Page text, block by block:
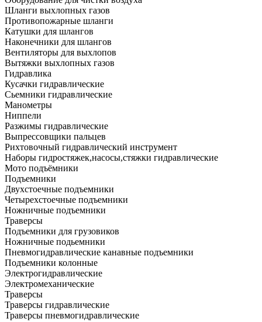
Шланги выхлопных газов
Противопожарные шланги
Катушки для шлангов
Наконечники для шлангов
Вентиляторы для выхлопов
Вытяжки выхлопных газов
Гидравлика
Кусачки гидравлические
Сьемники гидравлические
Манометры
Ниппели
Разжимы гидравлические
Выпрессовщики пальцев
Рихтовочный гидравлический инструмент
Наборы гидростяжек,насосы,стяжки гидравлические
Мото подъёмники
Подъемники
Двухстоечные подъемники
Четырехстоечные подъемники
Ножничные подъемники
Траверсы
Подъемники для грузовиков
Ножничные подьемники
Пневмогидравлические канавные подъемники
Подъемники колонные
Электрогидравлические
Электромеханические
Траверсы
Траверсы гидравлические
Траверсы пневмогидравлические